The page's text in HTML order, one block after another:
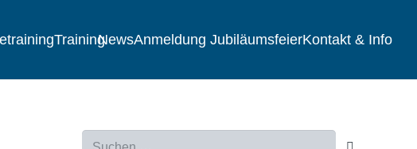
TrainingNewsAnmeldung JubiläumsfeierKontakt & Info
Suchen